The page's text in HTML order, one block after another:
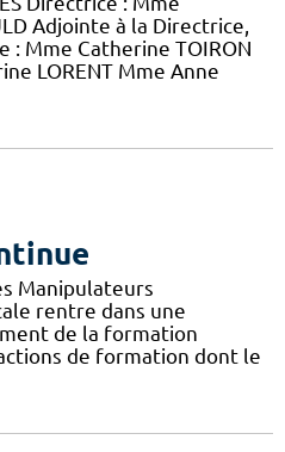
Adjointe à la Directrice,
: Mme Catherine TOIRON
LORENT Mme Anne
Manipulateurs
rentre dans une
de la formation
de formation dont le